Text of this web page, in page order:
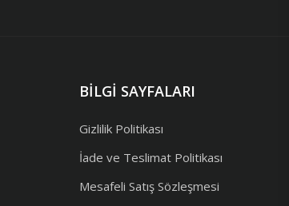
BILGI SAYFALARI
Gizlilik Politikası
İade ve Teslimat Politikası
Mesafeli Satış Sözleşmesi